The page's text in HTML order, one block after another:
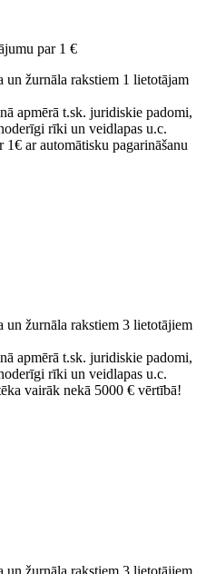
par 1 €
žurnāla rakstiem 1 lietotājam
apmērā t.sk. juridiskie padomi,
rīki un veidlapas u.c.
ar automātisku pagarināšanu
žurnāla rakstiem 3 lietotājiem
apmērā t.sk. juridiskie padomi,
rīki un veidlapas u.c.
vairāk nekā 5000 € vērtībā!
žurnāla rakstiem 3 lietotājiem